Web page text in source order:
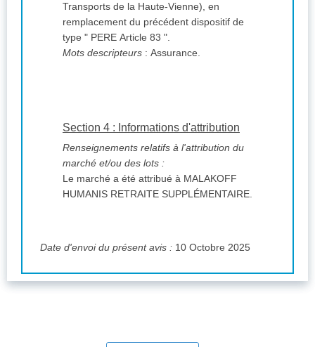
Transports de la Haute-Vienne), en
remplacement du précédent dispositif de
type " PERE Article 83 ".
Mots descripteurs : Assurance.
Section 4 : Informations d'attribution
Renseignements relatifs à l'attribution du
marché et/ou des lots :
Le marché a été attribué à MALAKOFF
HUMANIS RETRAITE SUPPLÉMENTAIRE.
Date d'envoi du présent avis : 10 Octobre 2025